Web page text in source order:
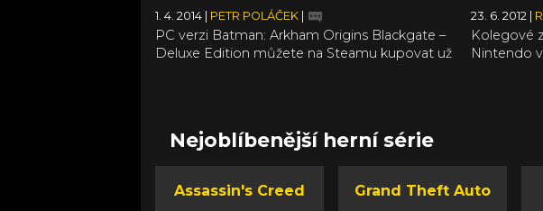
1. 4. 2014 PETR POLÁČEK
PC verzi Batman: Arkham Origins Blackgate –
Deluxe Edition můžete na Steamu kupovat už
vlastně nic nebrání.
23. 6. 2012
Kolegové
Nintendo
Nejoblíbenější herní série
Assassin's Creed Grand Theft Auto